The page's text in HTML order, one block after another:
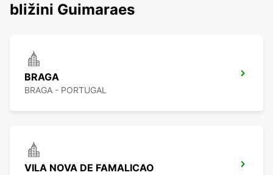
bližini Guimaraes
BRAGA
BRAGA - PORTUGAL
VILA NOVA DE FAMALICAO